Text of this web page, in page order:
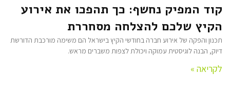
קוד המפיק נחשף: כך תהפכו את אירוע
הקיץ שלכם להצלחה מסחררת
תכנון והפקה של אירוע חברה בחודשי הקיץ בישראל הם משימה מורכבת הדורשת
דיוק, הבנה לוגיסטית עמוקה ויכולת לצפות משברים מראש.
לקריאה »